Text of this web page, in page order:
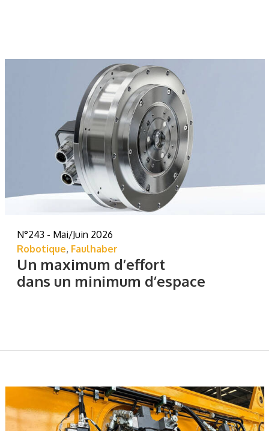
N°243 - Mai/Juin 2026
Robotique, Faulhaber
Un maximum d’effort
dans un minimum d’espace